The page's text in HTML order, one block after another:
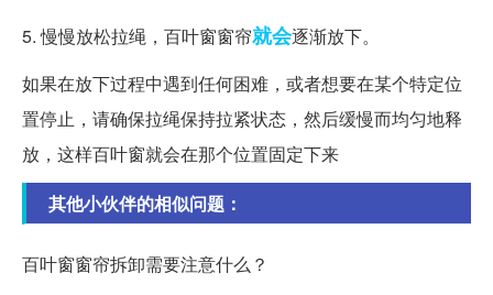
5. 慢慢放松拉绳，百叶窗窗帘就会逐渐放下。
如果在放下过程中遇到任何困难，或者想要在某个特定位
置停止，请确保拉绳保持拉紧状态，然后缓慢而均匀地释
放，这样百叶窗就会在那个位置固定下来
其他小伙伴的相似问题：
百叶窗窗帘拆卸需要注意什么？